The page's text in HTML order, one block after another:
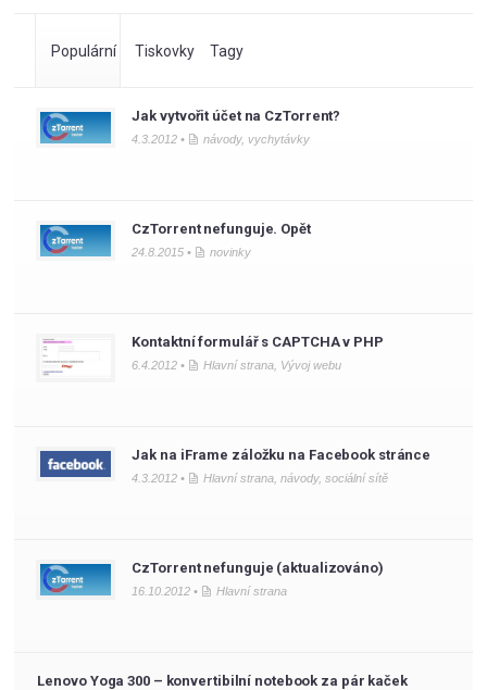
Populární Tiskovky Tagy
Jak vytvořit účet na CzTorrent?
4.3.2012 • návody,vychytávky
CzTorrent nefunguje. Opět
24.8.2015 • novinky
Kontaktní formulář s CAPTCHA v PHP
6.4.2012 • Hlavní strana Vývoj webu
Jak na iFrame záložku na Facebook stránce
4.3.2012 • Hlavní strana ,návody,sociální sítě
CzTorrent nefunguje (aktualizováno)
16.10.2012 • Hlavní strana
Lenovo Yoga 300 – konvertibilní notebook za pár kaček